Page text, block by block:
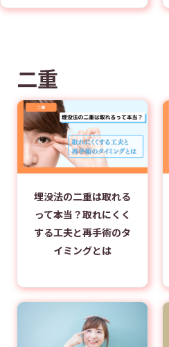
二重
埋没法の二重は取れる
って本当？取れにくく
する工夫と再手術のタ
イミングとは